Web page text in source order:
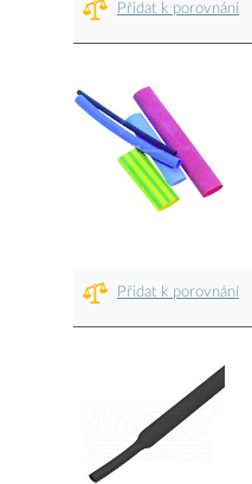
Přidat k porovnání
Přidat k porovnání